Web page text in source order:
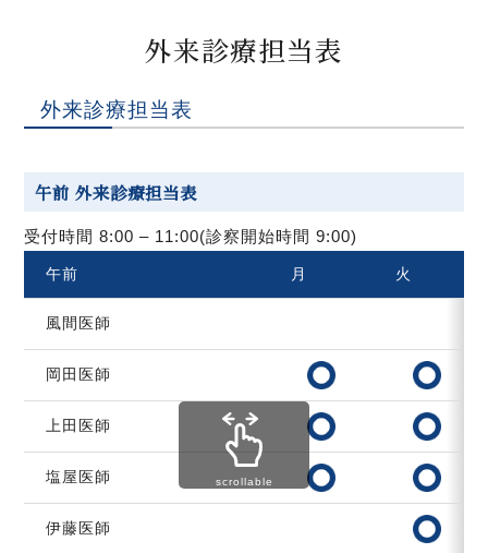
外来診療担当表
外来診療担当表
午前 外来診療担当表
受付時間 8:00 – 11:00(診察開始時間 9:00)
午前 月 火
風間医師
岡田医師
上田医師
塩屋医師
伊藤医師
scrollable